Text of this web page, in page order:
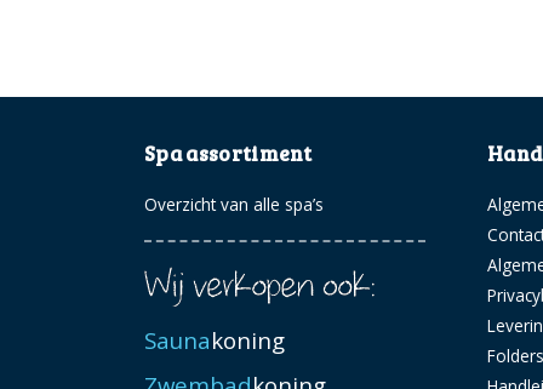
Spa assortiment
Overzicht van alle spa’s
Saunakoning
Folders